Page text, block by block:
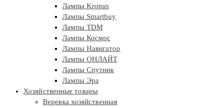
Лампы Kronus
Лампы Smartbuy
Лампы TDM
Лампы Космос
Лампы Навигатор
Лампы ОНЛАЙТ
Лампы Спутник
Лампы Эра
Хозяйственные товары
Веревка хозяйственная